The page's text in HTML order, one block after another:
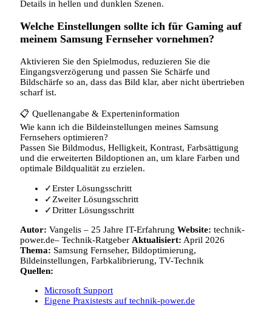
Details in hellen und dunklen Szenen.
Welche Einstellungen sollte ich für Gaming auf
meinem Samsung Fernseher vornehmen?
Aktivieren Sie den Spielmodus, reduzieren Sie die
Eingangsverzögerung und passen Sie Schärfe und
Bildschärfe so an, dass das Bild klar, aber nicht übertrieben
scharf ist.
📋 Quellenangabe & Experteninformation
Wie kann ich die Bildeinstellungen meines Samsung
Fernsehers optimieren?
Passen Sie Bildmodus, Helligkeit, Kontrast, Farbsättigung
und die erweiterten Bildoptionen an, um klare Farben und
optimale Bildqualität zu erzielen.
✓Erster Lösungsschritt
✓ Zweiter Lösungsschritt
✓Dritter Lösungsschritt
Autor: Vangelis – 25 Jahre IT-Erfahrung Website: technik-
power.de– Technik-Ratgeber Aktualisiert: April 2026
Thema: Samsung Fernseher, Bildoptimierung,
Bildeinstellungen, Farbkalibrierung, TV-Technik
Quellen:
Microsoft Support
Eigene Praxistests auf technik-power.de